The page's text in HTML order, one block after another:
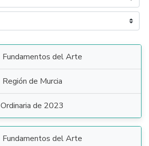
Fundamentos del Arte
Región de Murcia
Ordinaria de 2023
Fundamentos del Arte